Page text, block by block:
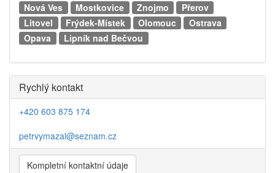
Nová Ves
Mostkovice Znojmo
Přerov
Litovel
Frýdek-Místek Olomouc
Ostrava
Opava
Lipník nad Bečvou
Rychlý kontakt
+420 603 875 174
petrvymazal@seznam.cz
Kompletní kontaktní údaje